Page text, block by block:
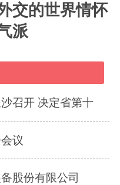
交的世界情怀
派
召开 决定省第十
议
股份有限公司